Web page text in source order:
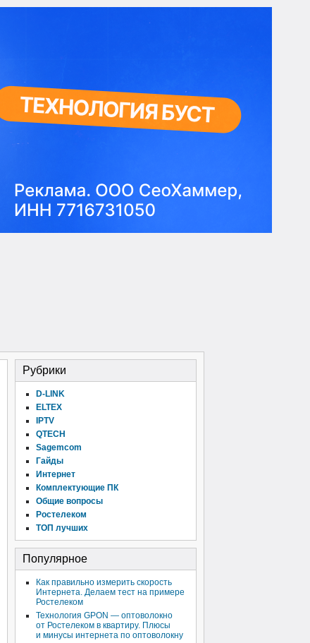
Рубрики
D-LINK
ELTEX
IPTV
QTECH
Sagemcom
Гайды
Интернет
Комплектующие ПК
Общие вопросы
Ростелеком
ТОП лучших
Популярное
Как правильно измерить скорость
Интернета. Делаем тест на примере
Ростелеком
Технология GPON — оптоволокно
от Ростелеком в квартиру. Плюсы
и минусы интернета по оптоволокну